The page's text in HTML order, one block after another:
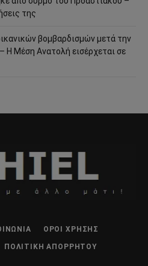
της
βομβαρδισμών μετά την
Η Μέση Ανατολή εισέρχεται σε
ΌΡΟΙ ΧΡΉΣΗΣ
ΠΟΛΙΤΙΚΉ ΑΠΟΡΡΉΤΟΥ